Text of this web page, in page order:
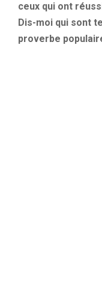
ceux qui ont
Dis-moi qui sont
proverbe